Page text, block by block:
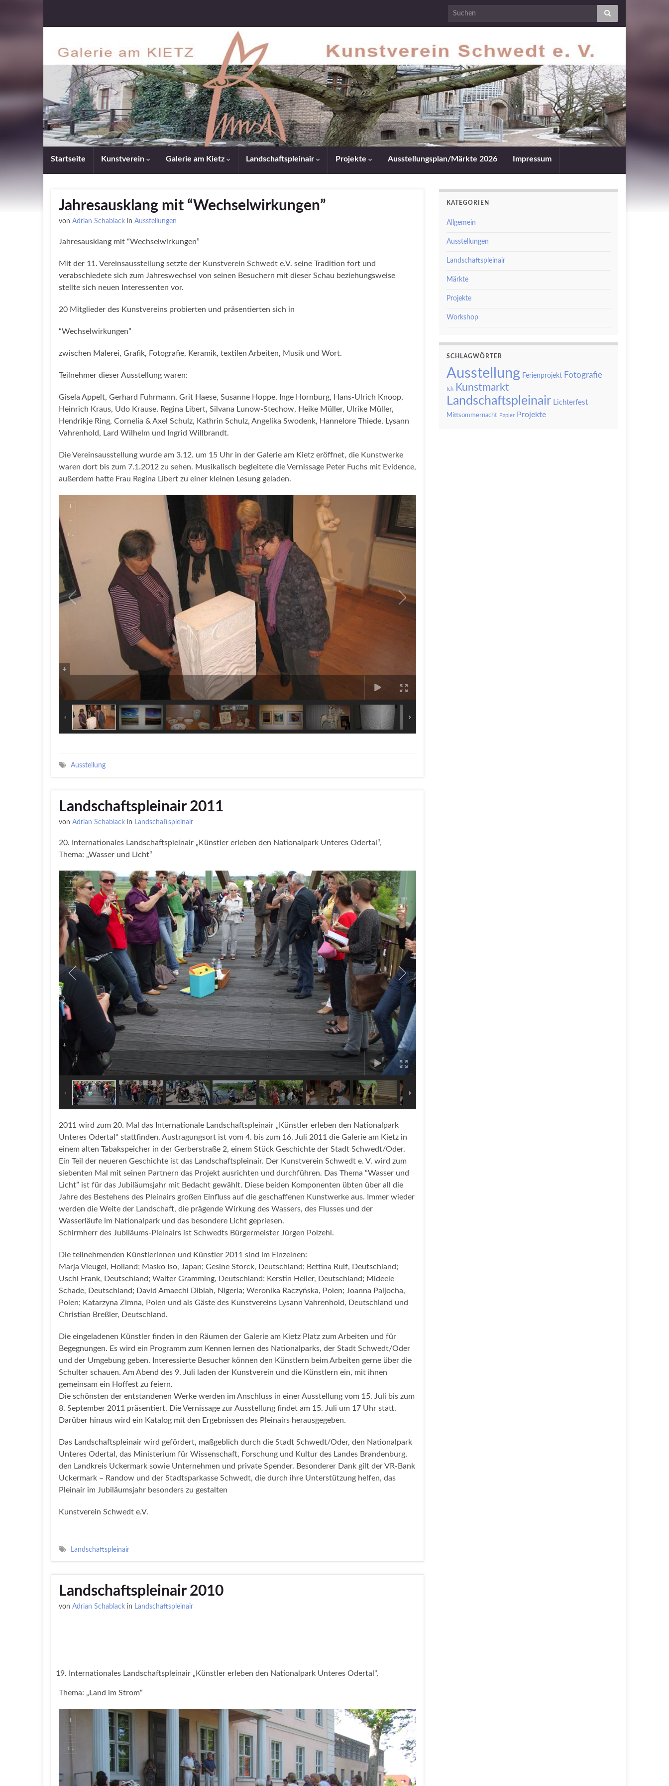
Startseite Kunstverein Galerie am Kietz Landschaftspleinair Projekte Ausstellungsplan/Märkte 2026 Impressum
Jahresausklang mit “Wechselwirkungen”
von Adrian Schablack in Ausstellungen
Jahresausklang mit “Wechselwirkungen”
Mit der 11. Vereinsausstellung setzte der Kunstverein Schwedt e.V. seine Tradition fort und
verabschiedete sich zum Jahreswechsel von seinen Besuchern mit dieser Schau beziehungsweise
stellte sich neuen Interessenten vor.
20 Mitglieder des Kunstvereins probierten und präsentierten sich in
“Wechselwirkungen”
zwischen Malerei, Grafik, Fotografie, Keramik, textilen Arbeiten, Musik und Wort.
Teilnehmer dieser Ausstellung waren:
Gisela Appelt, Gerhard Fuhrmann, Grit Haese, Susanne Hoppe, Inge Hornburg, Hans-Ulrich Knoop,
Heinrich Kraus, Udo Krause, Regina Libert, Silvana Lunow-Stechow, Heike Müller, Ulrike Müller,
Hendrikje Ring, Cornelia & Axel Schulz, Kathrin Schulz, Angelika Swodenk, Hannelore Thiede, Lysann
Vahrenhold, Lard Wilhelm und Ingrid Willbrandt.
Die Vereinsausstellung wurde am 3.12. um 15 Uhr in der Galerie am Kietz eröffnet, die Kunstwerke
waren dort bis zum 7.1.2012 zu sehen. Musikalisch begleitete die Vernissage Peter Fuchs mit Evidence,
außerdem hatte Frau Regina Libert zu einer kleinen Lesung geladen.
Ausstellung
Landschaftspleinair 2011
von Adrian Schablack in Landschaftspleinair
20. Internationales Landschaftspleinair „Künstler erleben den Nationalpark Unteres Odertal“,
Thema: „Wasser und Licht“
2011 wird zum 20. Mal das Internationale Landschaftspleinair „Künstler erleben den Nationalpark
Unteres Odertal“ stattfinden. Austragungsort ist vom 4. bis zum 16. Juli 2011 die Galerie am Kietz in
einem alten Tabakspeicher in der Gerberstraße 2, einem Stück Geschichte der Stadt Schwedt/Oder.
Ein Teil der neueren Geschichte ist das Landschaftspleinair. Der Kunstverein Schwedt e. V. wird zum
siebenten Mal mit seinen Partnern das Projekt ausrichten und durchführen. Das Thema “Wasser und
Licht” ist für das Jubiläumsjahr mit Bedacht gewählt. Diese beiden Komponenten übten über all die
Jahre des Bestehens des Pleinairs großen Einfluss auf die geschaffenen Kunstwerke aus. Immer wieder
werden die Weite der Landschaft, die prägende Wirkung des Wassers, des Flusses und der
Wasserläufe im Nationalpark und das besondere Licht gepriesen.
Schirmherr des Jubiläums-Pleinairs ist Schwedts Bürgermeister Jürgen Polzehl.
Die teilnehmenden Künstlerinnen und Künstler 2011 sind im Einzelnen:
Marja Vleugel, Holland; Masko Iso, Japan; Gesine Storck, Deutschland; Bettina Rulf, Deutschland;
Uschi Frank, Deutschland; Walter Gramming, Deutschland; Kerstin Heller, Deutschland; Mideele
Schade, Deutschland; David Amaechi Dibiah, Nigeria; Weronika Raczyńska, Polen; Joanna Paljocha,
Polen; Katarzyna Zimna, Polen und als Gäste des Kunstvereins Lysann Vahrenhold, Deutschland und
Christian Breßler, Deutschland.
Die eingeladenen Künstler finden in den Räumen der Galerie am Kietz Platz zum Arbeiten und für
Begegnungen. Es wird ein Programm zum Kennen lernen des Nationalparks, der Stadt Schwedt/Oder
und der Umgebung geben. Interessierte Besucher können den Künstlern beim Arbeiten gerne über die
Schulter schauen. Am Abend des 9. Juli laden der Kunstverein und die Künstlern ein, mit ihnen
gemeinsam ein Hoffest zu feiern.
Die schönsten der entstandenen Werke werden im Anschluss in einer Ausstellung vom 15. Juli bis zum
8. September 2011 präsentiert. Die Vernissage zur Ausstellung findet am 15. Juli um 17 Uhr statt.
Darüber hinaus wird ein Katalog mit den Ergebnissen des Pleinairs herausgegeben.
Das Landschaftspleinair wird gefördert, maßgeblich durch die Stadt Schwedt/Oder, den Nationalpark
Unteres Odertal, das Ministerium für Wissenschaft, Forschung und Kultur des Landes Brandenburg,
den Landkreis Uckermark sowie Unternehmen und private Spender. Besonderer Dank gilt der VR-Bank
Uckermark – Randow und der Stadtsparkasse Schwedt, die durch ihre Unterstützung helfen, das
Pleinair im Jubiläumsjahr besonders zu gestalten
Kunstverein Schwedt e.V.
Landschaftspleinair
Landschaftspleinair 2010
von Adrian Schablack in Landschaftspleinair
Internationales Landschaftspleinair „Künstler erleben den Nationalpark Unteres Odertal“,
Thema: „Land im Strom“
KATEGORIEN
Allgemein
Ausstellungen
Landschaftspleinair
Märkte
Projekte
Workshop
SCHLAGWÖRTER
Ausstellung Ferienprojekt Fotografie
Ich Kunstmarkt
Landschaftspleinair Lichterfest
Mittsommernacht Papier Projekte